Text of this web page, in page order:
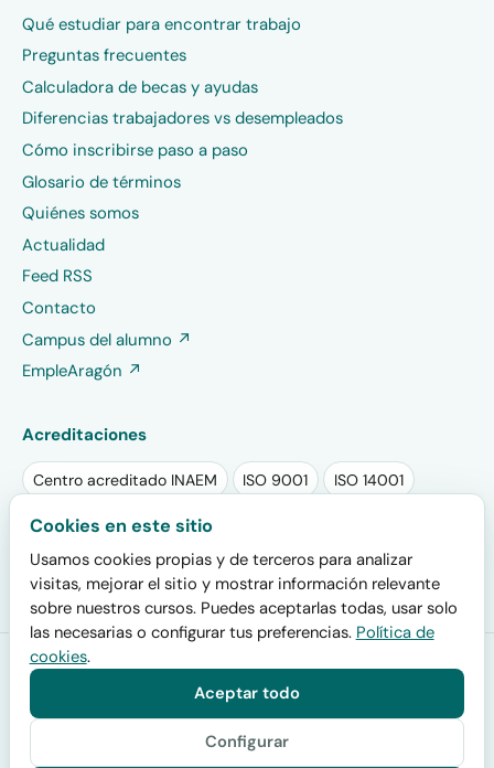
Qué estudiar para encontrar trabajo
Preguntas frecuentes
Calculadora de becas y ayudas
Diferencias trabajadores vs desempleados
Cómo inscribirse paso a paso
Glosario de términos
Quiénes somos
Actualidad
Feed RSS
Contacto
Campus del alumno ↗
EmpleAragón ↗
Acreditaciones
Centro acreditado INAEM ISO 9001 ISO 14001
Sello RSA PLUS 2025 Sello EFR
Plan de igualdad registrado
Formación San Miguel· Centro acreditado por el INAEM (código
de centro colaborador 200000019) y por el SEPE para impartir
certificados de profesionalidad oficiales · Calle San Juan de la
Cruz 30, 50006 Zaragoza · Desde 2001.
Cookies en este sitio
Usamos cookies propias y de terceros para analizar
visitas, mejorar el sitio y mostrar información relevante
sobre nuestros cursos. Puedes aceptarlas todas, usar solo
las necesarias o configurar tus preferencias. Política de
cookies.
Configurar
Aceptar todo